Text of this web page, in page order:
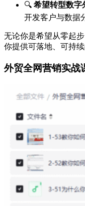
🔍 希望转型数字
开发客户与数据
无论你是希望从零起
你提供可落地、可持续
外贸全网营销实战